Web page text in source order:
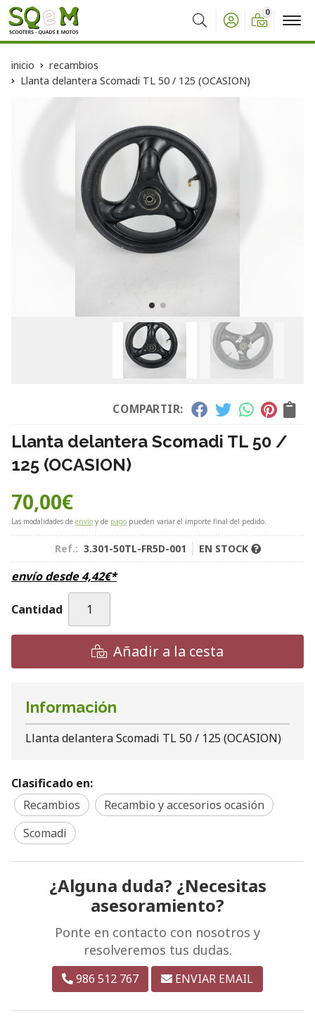
Buscar
0
inicio
recambios
Llanta delantera Scomadi TL 50 / 125 (OCASION)
COMPARTIR:
Llanta delantera Scomadi TL 50 /
125 (OCASION)
70,00€
Las modalidades de envío y de pago pueden variar el importe final del pedido.
Ref.: 3.301-50TL-FR5D-001 EN STOCK
envío desde4,42€*
Cantidad
Añadir a la cesta
Información
Llanta delantera Scomadi TL 50 / 125 (OCASION)
Clasificado en:
Recambios
Recambio y accesorios ocasión
Scomadi
¿Alguna duda? ¿Necesitas
asesoramiento?
Ponte en contacto con nosotros y
resolveremos tus dudas.
986 512 767 ENVIAR EMAIL